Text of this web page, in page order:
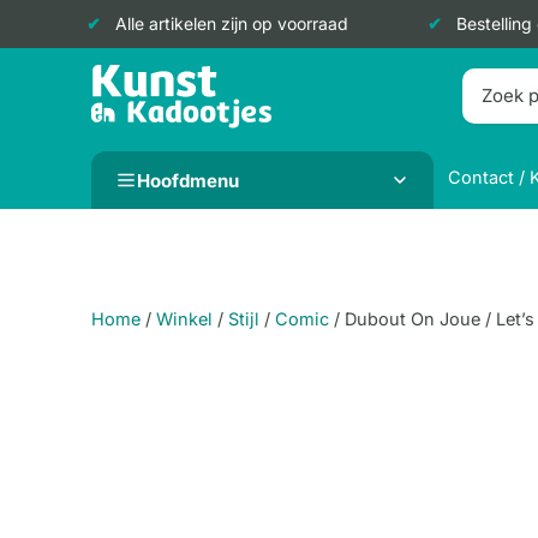
Alle artikelen zijn op voorraad
Doorgaan
Hoofdmenu Contact /
Home / Winkel / Stijl / Comic / Dubout On Joue /